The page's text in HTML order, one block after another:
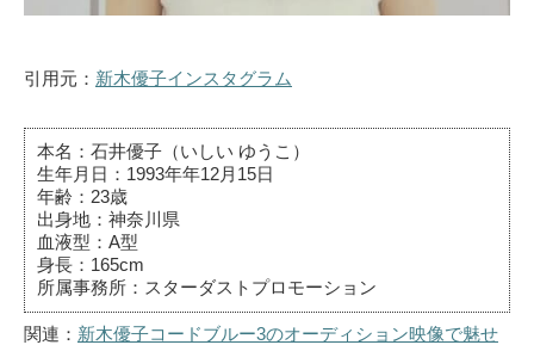
引用元： 新木優子インスタグラム
本名：石井優子（いしい ゆうこ）
生年月日：1993年年12月15日
年齢：23歳
出身地：神奈川県
血液型：A型
身長：165cm
所属事務所：スターダストプロモーション
関連： 新木優子コードブルー3のオーディション映像で魅せ